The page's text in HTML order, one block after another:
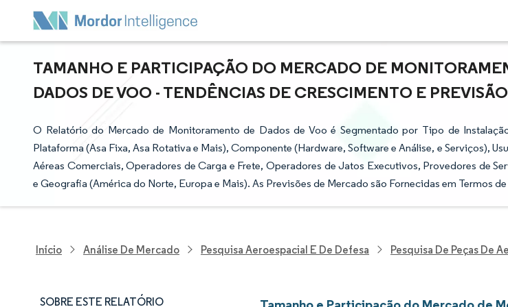
TAMANHO E PARTICIPAÇÃO DO MERCADO DE
DADOS DE VOO - TENDÊNCIAS DE CRESCIMENTO E
O Relatório do Mercado de Monitoramento de Dados de Voo é Segmentado por Tipo de
Plataforma (Asa Fixa, Asa Rotativa e Mais), Componente (Hardware, Software e Análise, e Serviços),
Aéreas Comerciais, Operadores de Carga e Frete, Operadores de Jatos Executivos, Provedores de
e Geografia (América do Norte, Europa e Mais). As Previsões de Mercado são Fornecidas em Termos de
Início Análise De Mercado Pesquisa Aeroespacial E De Defesa Pesquisa De Peças De
SOBRE ESTE RELATÓRIO